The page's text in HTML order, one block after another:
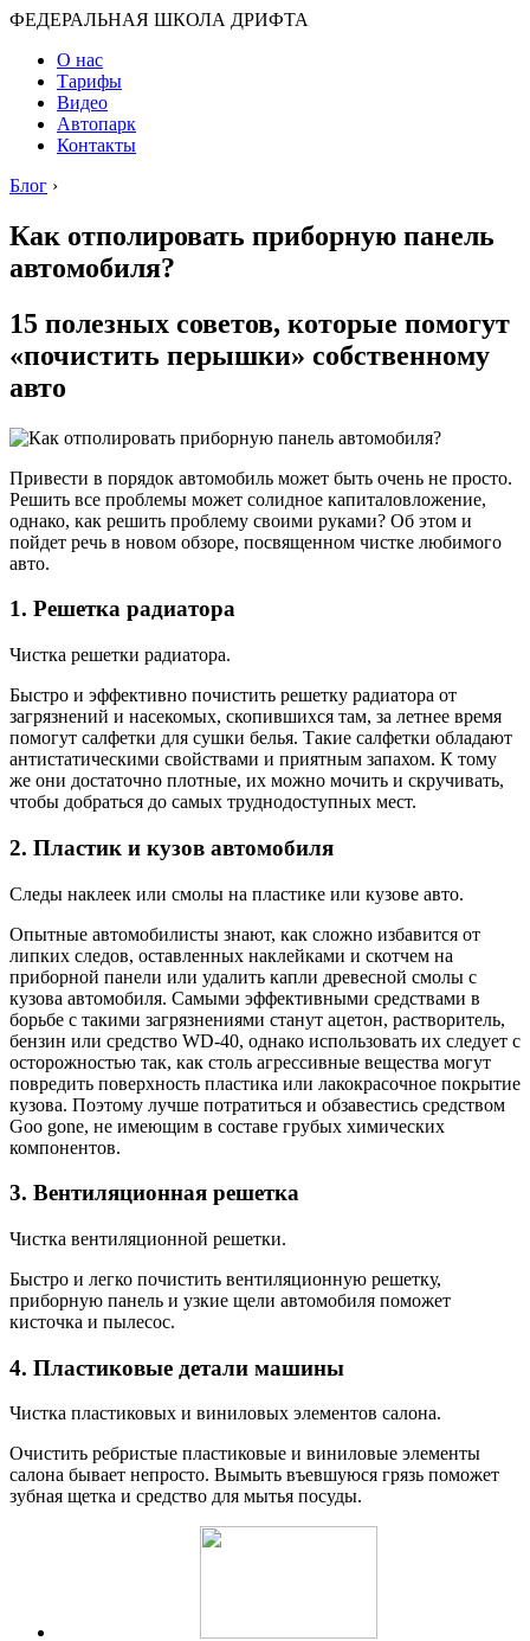
ФЕДЕРАЛЬНАЯ ШКОЛА ДРИФТА
О нас
Тарифы
Видео
Автопарк
Контакты
Блог ›
Как отполировать приборную панель
автомобиля?
15 полезных советов, которые помогут
«почистить перышки» собственному
авто
Привести в порядок автомобиль может быть очень не просто.
Решить все проблемы может солидное капиталовложение,
однако, как решить проблему своими руками? Об этом и
пойдет речь в новом обзоре, посвященном чистке любимого
авто.
1. Решетка радиатора
Чистка решетки радиатора.
Быстро и эффективно почистить решетку радиатора от
загрязнений и насекомых, скопившихся там, за летнее время
помогут салфетки для сушки белья. Такие салфетки обладают
антистатическими свойствами и приятным запахом. К тому
же они достаточно плотные, их можно мочить и скручивать,
чтобы добраться до самых труднодоступных мест.
2. Пластик и кузов автомобиля
Следы наклеек или смолы на пластике или кузове авто.
Опытные автомобилисты знают, как сложно избавится от
липких следов, оставленных наклейками и скотчем на
приборной панели или удалить капли древесной смолы с
кузова автомобиля. Самыми эффективными средствами в
борьбе с такими загрязнениями станут ацетон, растворитель,
бензин или средство WD-40, однако использовать их следует с
осторожностью так, как столь агрессивные вещества могут
повредить поверхность пластика или лакокрасочное покрытие
кузова. Поэтому лучше потратиться и обзавестись средством
Goo gone, не имеющим в составе грубых химических
компонентов.
3. Вентиляционная решетка
Чистка вентиляционной решетки.
Быстро и легко почистить вентиляционную решетку,
приборную панель и узкие щели автомобиля поможет
кисточка и пылесос.
4. Пластиковые детали машины
Чистка пластиковых и виниловых элементов салона.
Очистить ребристые пластиковые и виниловые элементы
салона бывает непросто. Вымыть въевшуюся грязь поможет
зубная щетка и средство для мытья посуды.